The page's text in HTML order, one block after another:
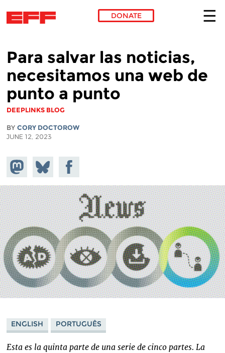
DONATE
Para salvar las noticias,
necesitamos una web de
punto a punto
DEEPLINKS BLOG
BY CORY DOCTOROW
JUNE 12, 2023
Share on
Mastodon
Share
on
Bluesky
Share on
Facebook
ENGLISH PORTUGUÊS
Esta es la quinta parte de una serie de cinco partes. La